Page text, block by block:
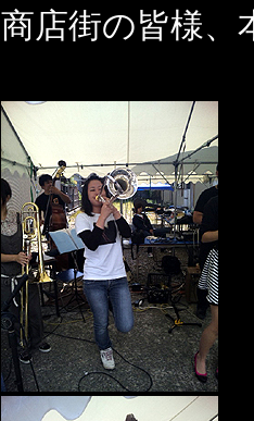
商店街の皆様、